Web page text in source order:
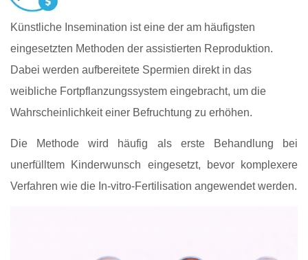
Künstliche Insemination ist eine der am häufigsten
eingesetzten Methoden der assistierten Reproduktion.
Dabei werden aufbereitete Spermien direkt in das
weibliche Fortpflanzungssystem eingebracht, um die
Wahrscheinlichkeit einer Befruchtung zu erhöhen.
Die Methode wird häufig als erste Behandlung bei
unerfülltem Kinderwunsch eingesetzt, bevor komplexere
Verfahren wie die In-vitro-Fertilisation angewendet werden.